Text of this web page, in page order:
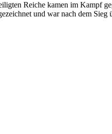
Reiche kamen im Kampf
und war nach dem Sieg